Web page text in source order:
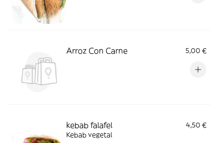
Arroz Con Carne 5,00 €
kebab falafel
4,50 €
Kebab vegetal